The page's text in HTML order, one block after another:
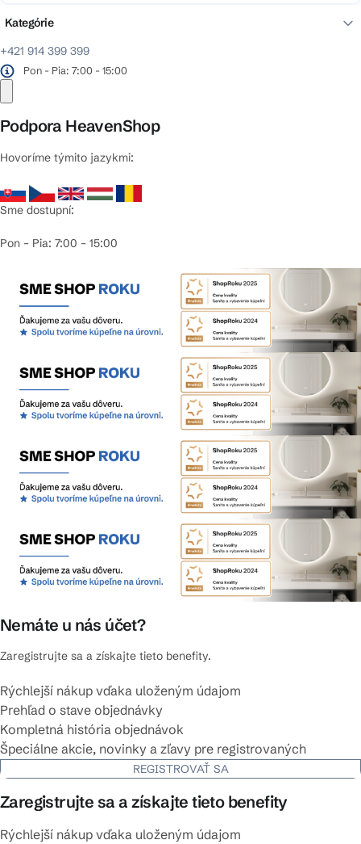
+421 914 399 399
Pon - Pia: 7:00 - 15:00
Podpora HeavenShop
Hovoríme týmito jazykmi:
Sme dostupní:
Pon – Pia: 7:00 – 15:00
Nemáte u nás účet?
Zaregistrujte sa a získajte tieto benefity.
Rýchlejší nákup vďaka uloženým údajom
Prehľad o stave objednávky
Kompletná história objednávok
Špeciálne akcie, novinky a zľavy pre registrovaných
REGISTROVAŤ SA
Zaregistrujte sa a získajte tieto benefity
Rýchlejší nákup vďaka uloženým údajom
Kategórie